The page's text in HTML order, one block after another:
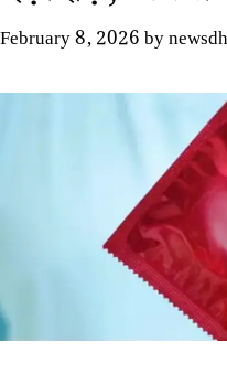
February 8, 2026by